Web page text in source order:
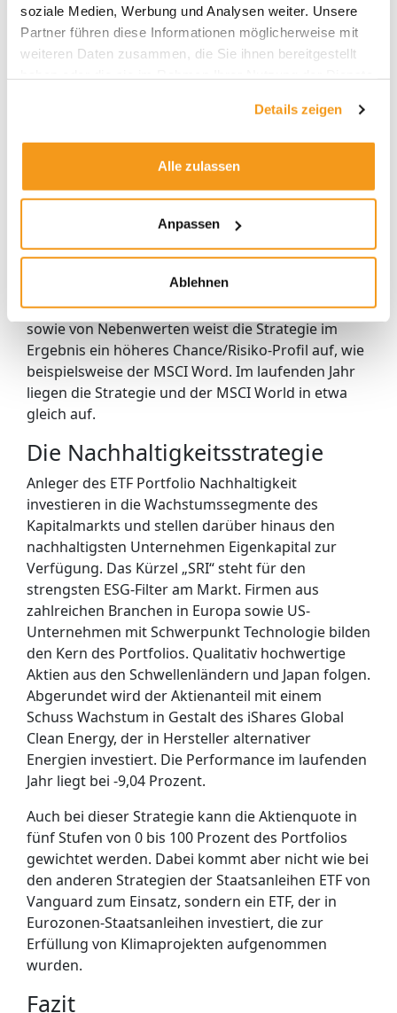
soziale Medien, Werbung und Analysen weiter. Unsere
Partner führen diese Informationen möglicherweise mit
weiteren Daten zusammen, die Sie ihnen bereitgestellt
Details zeigen
Alle zulassen
Anpassen
Ablehnen
Anlagehorizont vor sich haben, kommen auch mit
zwischenzeitlich höheren Schwankungen zurecht.
Langfristig betrachtet sind Aktien die Anlageklasse
mit der besten Performance. Anleger in dieser
Strategie wollen den Aktienturbo anwerfen. Mit
einem Anteil von 30 Prozent gehört ein weltweit
anlegender Momentum ETF zum Kernbaustein
dieses Portfolios. Small Caps sind mit 20 Prozent
gewichtet, und jeweils zehn Prozent des Portfolios
und Schwellenländer-Aktien. Abgerundet wird die
Strategie Wachstum mit Kern-Investments in den
USA, Europa und Japan.
Durch die hohe Gewichtung des Momentum ETFs
sowie von Nebenwerten weist die Strategie im
Ergebnis ein höheres Chance/Risiko-Profil auf, wie
beispielsweise der MSCI Word. Im laufenden Jahr
liegen die Strategie und der MSCI World in etwa
gleich auf.
Die Nachhaltigkeitsstrategie
Anleger des ETF Portfolio Nachhaltigkeit
investieren in die Wachstumssegmente des
Kapitalmarkts und stellen darüber hinaus den
nachhaltigsten Unternehmen Eigenkapital zur
Verfügung. Das Kürzel „SRI“ steht für den
strengsten ESG-Filter am Markt. Firmen aus
zahlreichen Branchen in Europa sowie US-
Unternehmen mit Schwerpunkt Technologie bilden
den Kern des Portfolios. Qualitativ hochwertige
Aktien aus den Schwellenländern und Japan folgen.
Abgerundet wird der Aktienanteil mit einem
Schuss Wachstum in Gestalt des iShares Global
Clean Energy, der in Hersteller alternativer
Energien investiert. Die Performance im laufenden
Jahr liegt bei -9,04 Prozent.
Auch bei dieser Strategie kann die Aktienquote in
fünf Stufen von 0 bis 100 Prozent des Portfolios
gewichtet werden. Dabei kommt aber nicht wie bei
den anderen Strategien der Staatsanleihen ETF von
Vanguard zum Einsatz, sondern ein ETF, der in
Eurozonen-Staatsanleihen investiert, die zur
Erfüllung von Klimaprojekten aufgenommen
wurden.
Fazit